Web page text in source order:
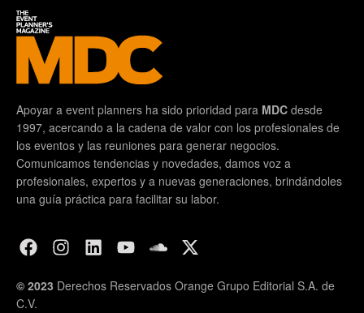
Apoyar a event planners ha sido prioridad para MDC desde
1997, acercando a la cadena de valor con los profesionales de
los eventos y las reuniones para generar negocios.
Comunicamos tendencias y novedades, damos voz a
profesionales, expertos y a nuevas generaciones, brindándoles
una guía práctica para facilitar su labor.
© 2023 Derechos Reservados Orange Grupo Editorial S.A. de
C.V.